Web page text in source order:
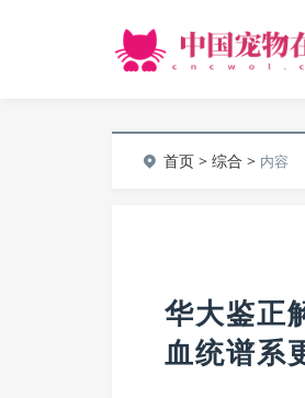
首页 >综合 > 内容
华大鉴正
血统谱系